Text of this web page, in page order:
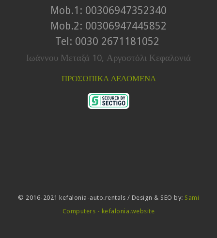
Mob.1: 00306947352340
Mob.2: 00306947445852
Tel: 0030 2671181052
Ιωάννου Μεταξά 10, Αργοστόλι Κεφαλονιά
ΠΡΟΣΩΠΙΚΑ ΔΕΔΟΜΕΝΑ
© 2016-2021 kefalonia-auto.rentals / Design & SEO by: Sami
Computers - kefalonia.website